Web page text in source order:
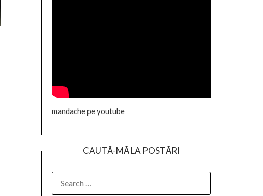
mandache pe youtube
CAUTĂ-MĂ LA POSTĂRI
FOR: